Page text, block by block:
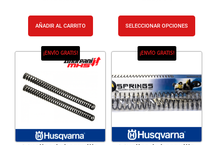
AÑADIR AL CARRITO SELECCIONAR OPCIONES
¡ENVÍO GRATIS! ¡ENVÍO GRATIS!